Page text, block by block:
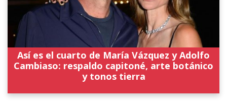
Así es el cuarto de María Vázquez y Adolfo
Cambiaso: respaldo capitoné, arte botánico
y tonos tierra